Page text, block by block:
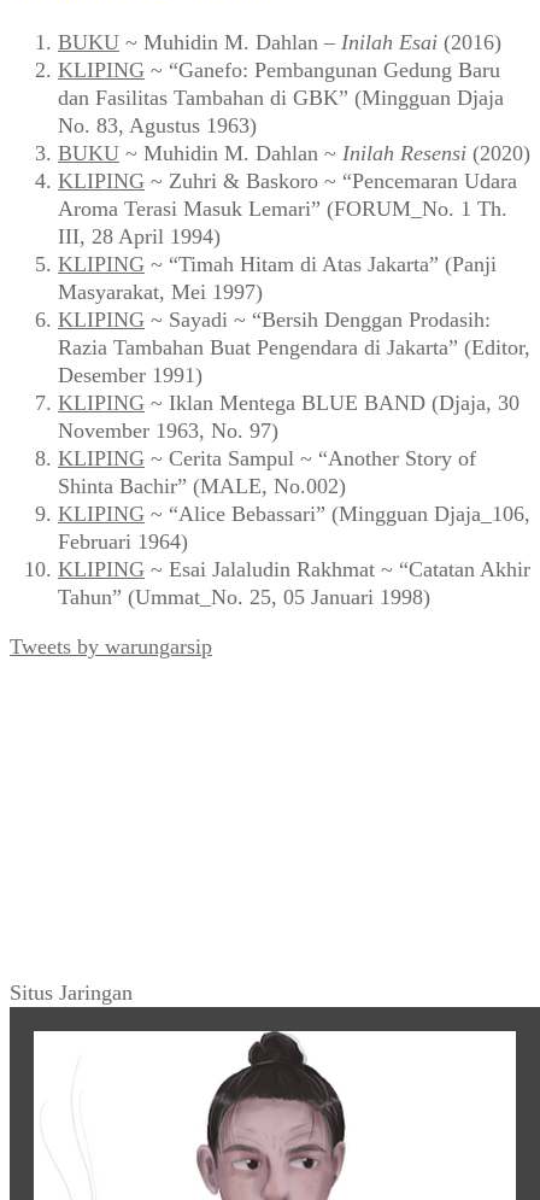
BUKU ~ Muhidin M. Dahlan – Inilah Esai (2016)
KLIPING ~ “Ganefo: Pembangunan Gedung Baru
dan Fasilitas Tambahan di GBK” (Mingguan Djaja
No. 83, Agustus 1963)
BUKU ~ Muhidin M. Dahlan ~ Inilah Resensi (2020)
KLIPING ~ Zuhri & Baskoro ~ “Pencemaran Udara
Aroma Terasi Masuk Lemari” (FORUM_No. 1 Th.
III, 28 April 1994)
KLIPING ~ “Timah Hitam di Atas Jakarta” (Panji
Masyarakat, Mei 1997)
KLIPING ~ Sayadi ~ “Bersih Denggan Prodasih:
Razia Tambahan Buat Pengendara di Jakarta” (Editor,
Desember 1991)
KLIPING ~ Iklan Mentega BLUE BAND (Djaja, 30
November 1963, No. 97)
KLIPING ~ Cerita Sampul ~ “Another Story of
Shinta Bachir” (MALE, No.002)
KLIPING ~ “Alice Bebassari” (Mingguan Djaja_106,
Februari 1964)
KLIPING ~ Esai Jalaludin Rakhmat ~ “Catatan Akhir
Tahun” (Ummat_No. 25, 05 Januari 1998)
Tweets by warungarsip
Situs Jaringan